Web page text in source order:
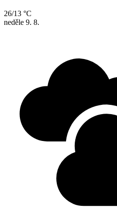
26/13 °C
neděle 9. 8.